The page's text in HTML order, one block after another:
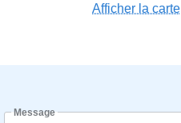
Afficher la carte
Message